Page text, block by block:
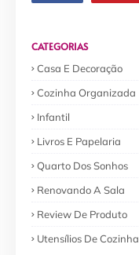
CATEGORIAS
Casa E Decoração
Cozinha Organizada
Infantil
Livros E Papelaria
Quarto Dos Sonhos
Renovando A Sala
Review De Produto
Utensílios De Cozinha